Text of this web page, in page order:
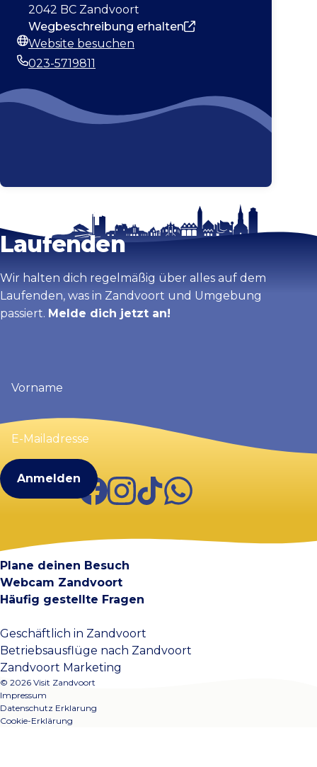
2042 BC Zandvoort
Wegbeschreibung erhalten
Webseite
Website besuchen
023-5719811
Karte vergrößern
Bleib auf dem
Laufenden
Wir halten dich regelmäßig über alles auf dem
Laufenden, was in Zandvoort und Umgebung
passiert. Melde dich jetzt an!
(erforderlich)
E-
Mailadresse
FacebookInstagram
TikTokWhatsApp
Plane deinen Besuch
Webcam Zandvoort
Häufig gestellte Fragen
Geschäftlich in Zandvoort
Betriebsausflüge nach Zandvoort
Zandvoort Marketing
© 2026 Visit Zandvoort
Impressum
Datenschutz Erklarung
Cookie-Erklärung